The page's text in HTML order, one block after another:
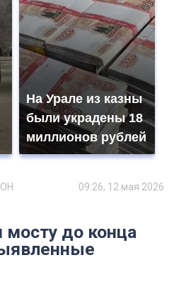
На Урале из казны
были украдены 18
миллионов рублей
09:26, 12 мая 2026
до конца